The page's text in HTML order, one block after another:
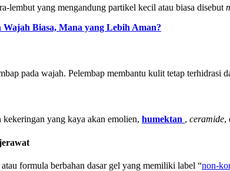
lembut yang mengandung partikel kecil atau biasa disebut
Biasa, Mana yang Lebih Aman?
pada wajah. Pelembap membantu kulit tetap
yang kaya akan emolien, humektan , ceramide,
formula berbahan dasar gel yang memiliki label “non-